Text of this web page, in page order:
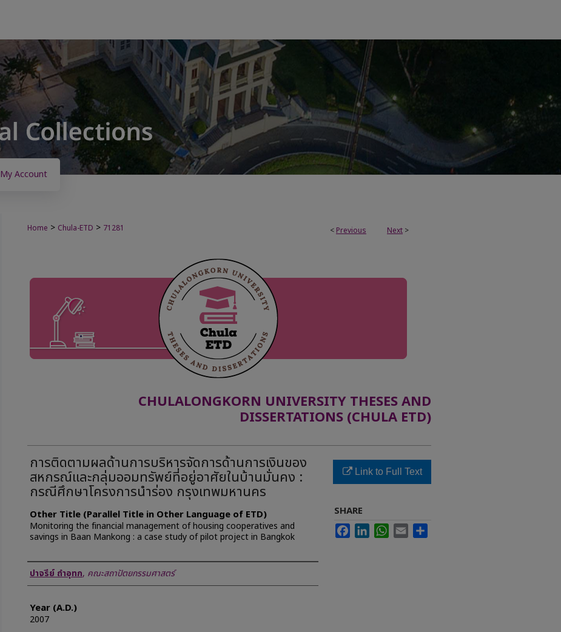
My Account
< Previous Next >
Home > Chula-ETD > 71281
CHULALONGKORN UNIVERSITY THESES AND
DISSERTATIONS (CHULA ETD)
การติดตามผลด้านการบริหารจัดการด้านการเงินของ
สหกรณ์และกลุ่มออมทรัพย์ที่อยู่อาศัยในบ้านมั่นคง :
กรณีศึกษาโครงการนำร่อง กรุงเทพมหานคร
Other Title (Parallel Title in Other Language of ETD)
Monitoring the financial management of housing cooperatives and
savings in Baan Mankong : a case study of pilot project in Bangkok
Author
ปาจรีย์ ถำอุทก, คณะสถาปัตยกรรมศาสตร์
Year (A.D.)
2007
Link to Full Text
SHARE
FacebookLinkedInWhatsApp
Email